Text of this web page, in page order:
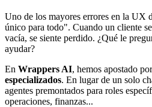
Uno de los mayores errores en la UX
único para todo". Cuando un cliente
vacía, se siente perdido. ¿Qué le
ayudar?
En Wrappers AI, hemos apostado
especializados. En lugar de un solo
agentes premontados para roles
operaciones, finanzas...